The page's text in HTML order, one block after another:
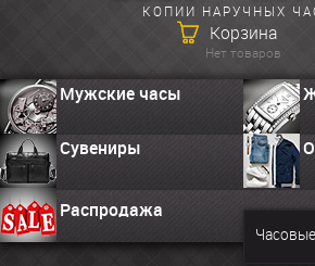
КОПИИ НАРУЧНЫХ
Корзина
Нет товаров
Мужские часы
Сувениры
Распродажа